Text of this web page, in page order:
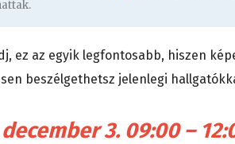
ez az egyik legfontosabb, hiszen
beszélgethetsz jelenlegi
3. 09:00 –